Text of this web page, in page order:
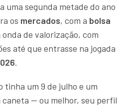
uma segunda metade do ano
os mercados, com a bolsa
de valorização, com
até que entrasse na jogada
.
tinha um 9 de julho e um
caneta — ou melhor, seu perfil